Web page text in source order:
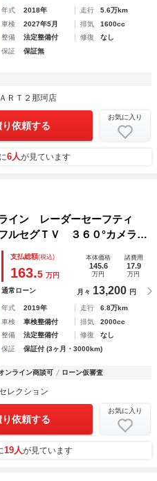
年式 2018年 走行
5.6万km
車検
2027年5月 排気
1600cc
整備
法定整備付 修復
なし
保証
保証無
ＲＴ２那珂店
依頼する
お気に入り
6人が見ています
イン レーダーセーフティ
ルセグＴＶ ３６０°カメラ
ーテールゲート ＬＥＤヘッ
ーター
支払総額(税込)
163.5 万円
本体価格
145.6
万円
諸費用
17.9
万円
通常ローン 月々 13,200 円
年式 2019年 走行
6.8万km
車検
車検整備付 排気
2000cc
整備
法定整備付 修復
なし
保証
保証付 (3ヶ月・3000km)
ンライン商談可 ローン仮審査
レクション
依頼する
お気に入り
19人が見ています